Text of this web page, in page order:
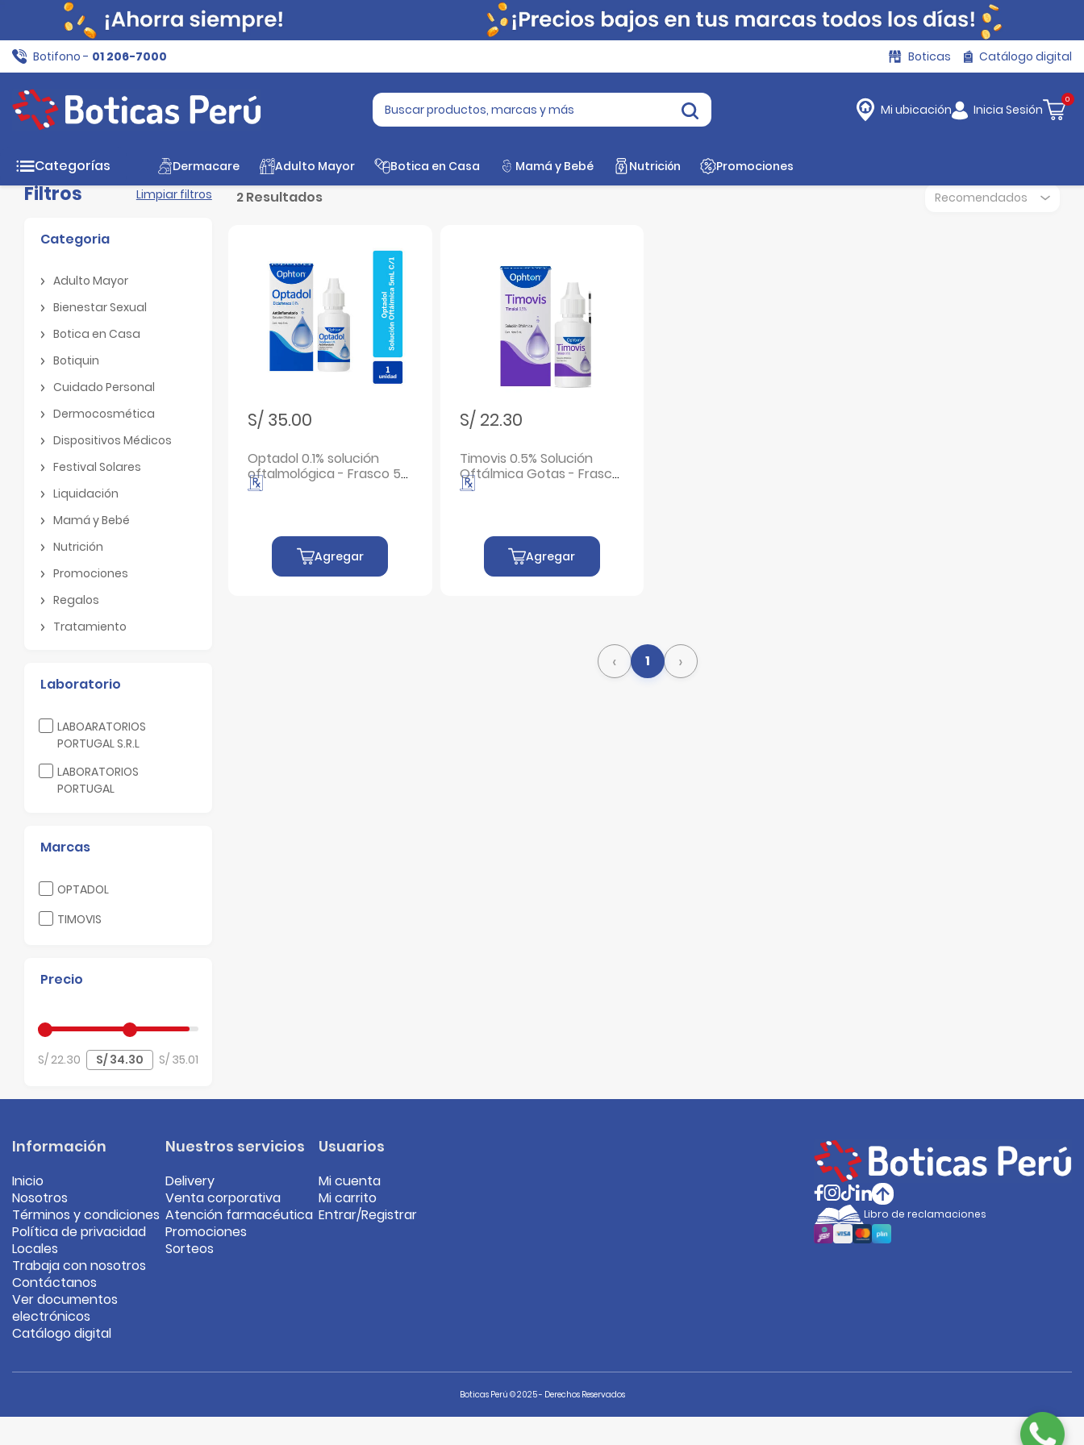
Botifono - 01 206-7000 Boticas Catálogo digital
Mi ubicación Inicia Sesión
0
Categorías Dermacare Adulto Mayor Botica en Casa Mamá y Bebé Nutrición Promociones
Filtros Limpiar filtros
Categoria
Adulto Mayor
Bienestar Sexual
Botica en Casa
Botiquin
Cuidado Personal
Dermocosmética
Dispositivos Médicos
Festival Solares
Liquidación
Mamá y Bebé
Nutrición
Promociones
Regalos
Tratamiento
Laboratorio
LABOARATORIOS
PORTUGAL S.R.L
Filtrar por Laboratorio: LABOARATORIOS PORTUGAL S.R.L
LABORATORIOS
PORTUGAL
Filtrar por Laboratorio: LABORATORIOS PORTUGAL
Marcas
OPTADOL
Filtrar por Marcas: OPTADOL
TIMOVIS
Filtrar por Marcas: TIMOVIS
Precio
S/ 22.30 S/ 35.01
2 Resultados
S/ 35.00
Optadol 0.1% solución
oftalmológica - Frasco 5
Ml
Agregar
S/ 22.30
Timovis 0.5% Solución
Oftálmica Gotas - Frasco
5 ML
Agregar
‹ 1 ›
Información
Inicio
Nosotros
Términos y condiciones
Política de privacidad
Locales
Trabaja con nosotros
Contáctanos
Ver documentos
electrónicos
Catálogo digital
Nuestros servicios
Delivery
Venta corporativa
Atención farmacéutica
Promociones
Sorteos
Usuarios
Mi cuenta
Mi carrito
Entrar/Registrar
Libro de reclamaciones
Boticas Perú © 2025 - Derechos Reservados